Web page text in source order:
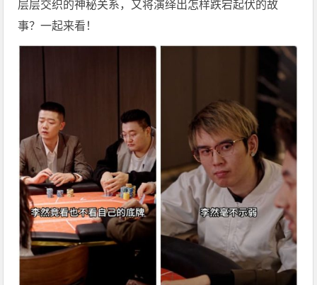
层层交织的神秘关系，又将演绎出怎样跌宕起伏的故
事？一起来看！